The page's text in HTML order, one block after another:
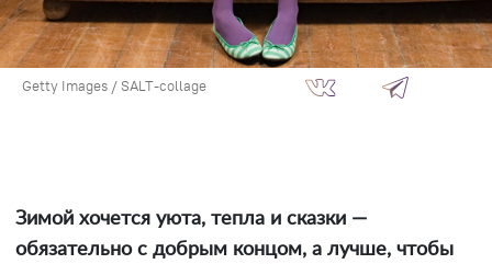
Getty Images / SALT-collage
Зимой хочется уюта, тепла и сказки —
обязательно с добрым концом, а лучше, чтобы